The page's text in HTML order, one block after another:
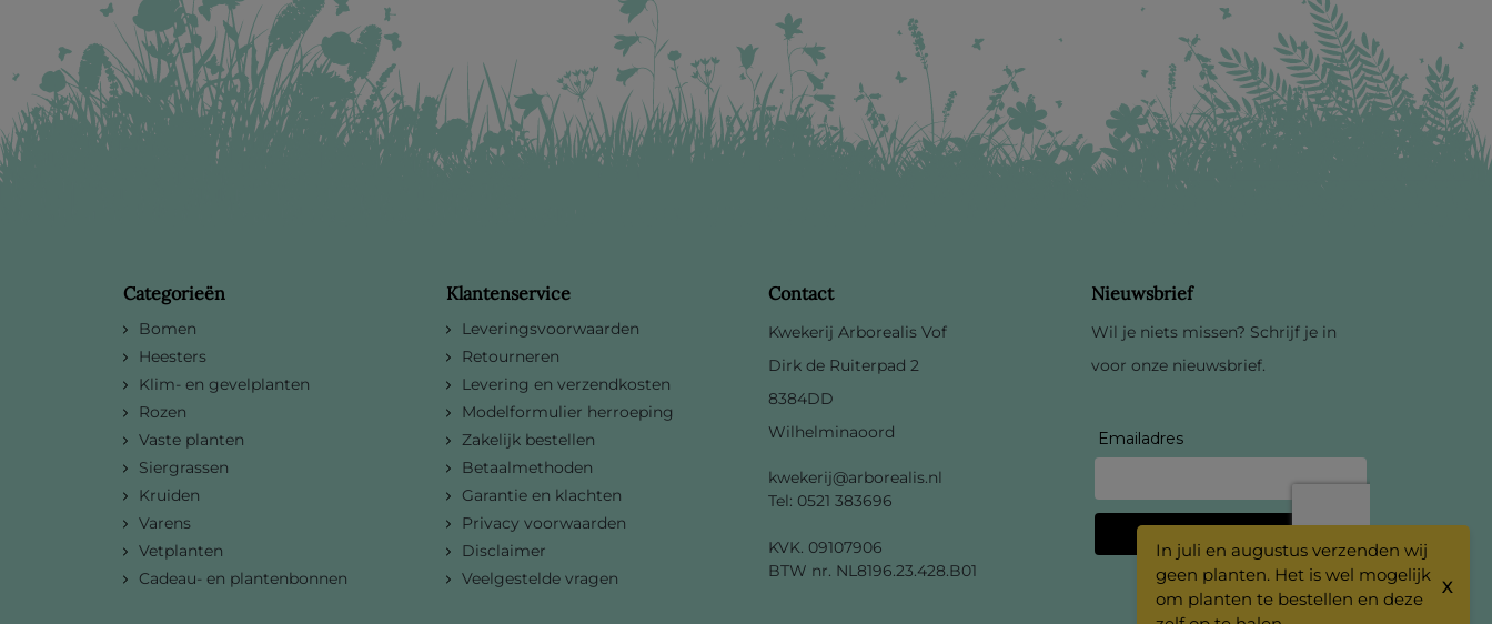
Categorieën
Bomen
Heesters
Klim- en gevelplanten
Rozen
Vaste planten
Siergrassen
Kruiden
Varens
Vetplanten
Cadeau- en plantenbonnen
Klantenservice
Leveringsvoorwaarden
Retourneren
Levering en verzendkosten
Modelformulier herroeping
Zakelijk bestellen
Betaalmethoden
Garantie en klachten
Privacy voorwaarden
Disclaimer
Veelgestelde vragen
Contact
Kwekerij Arborealis Vof
Dirk de Ruiterpad 2
8384DD
Wilhelminaoord
kwekerij@arborealis.nl
Tel: 0521 383696
KVK. 09107906
BTW nr. NL8196.23.428.B01
Nieuwsbrief
Wil je niets missen? Schrijf je in
voor onze nieuwsbrief.
In juli en augustus verzenden wij
geen planten. Het is wel mogelijk
om planten te bestellen en deze
X